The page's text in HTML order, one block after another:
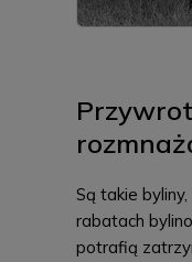
Są takie
rabatach
potrafią